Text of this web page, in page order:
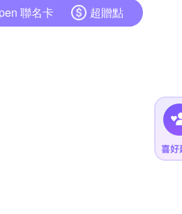
聯名卡 超贈點